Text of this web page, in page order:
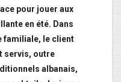
pour jouer aux
en été. Dans
familiale, le client
servis, outre
albanais,